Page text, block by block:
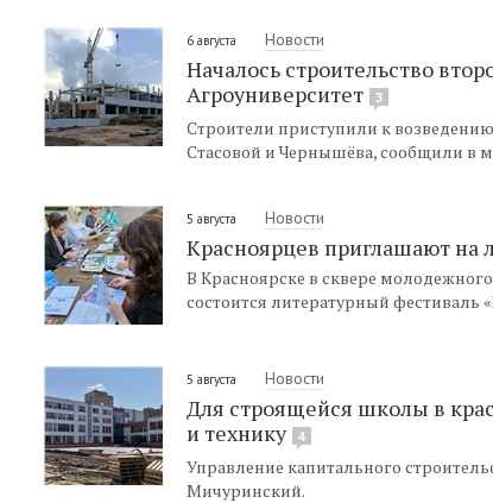
6 августа Новости
Началось строительство
Агроуниверситет
3
Строители приступили к
Стасовой и Чернышёва, сообщили в
5 августа Новости
Красноярцев приглашают на
В Красноярске в сквере
состоится литературный
5 августа Новости
Для строящейся школы в
и технику
4
Управление капитального
Мичуринский.